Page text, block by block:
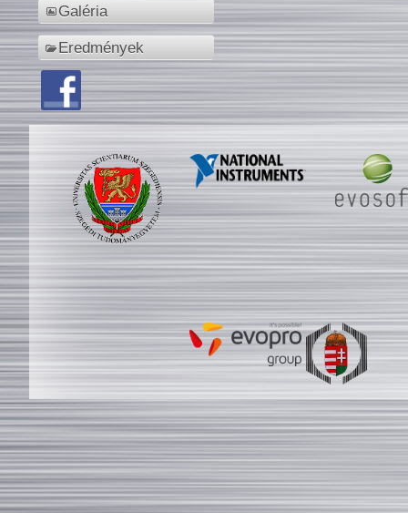
Galéria
Eredmények